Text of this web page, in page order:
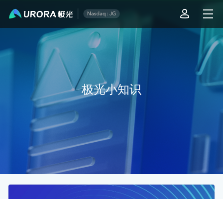
极光小知识